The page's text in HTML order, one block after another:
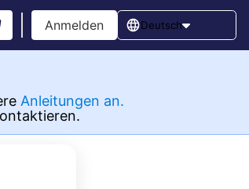
Anmelden Deutsch
Anleitungen an.